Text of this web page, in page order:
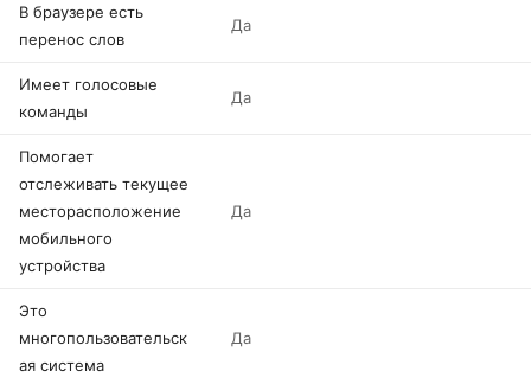
В браузере есть
перенос слов
Да
Имеет голосовые
команды
Да
Помогает
отслеживать текущее
месторасположение
мобильного
устройства
Да
Это
многопользовательск
ая система
Да